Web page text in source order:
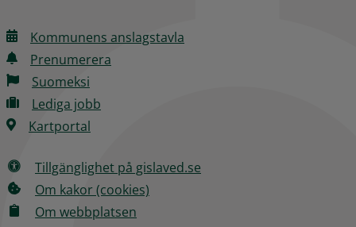
Kommunens anslagstavla
Prenumerera
Suomeksi
Lediga jobb
Kartportal
Tillgänglighet på gislaved.se
Om kakor (cookies)
Om webbplatsen